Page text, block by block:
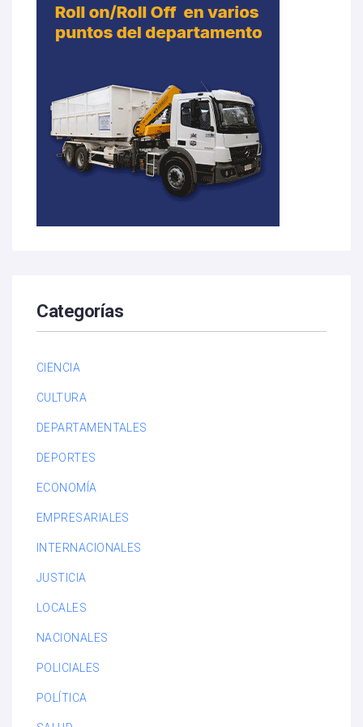
Categorías
CIENCIA
CULTURA
DEPARTAMENTALES
DEPORTES
ECONOMÍA
EMPRESARIALES
INTERNACIONALES
JUSTICIA
LOCALES
NACIONALES
POLICIALES
POLÍTICA